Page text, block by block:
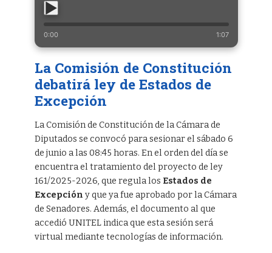
0:00 1:07
La Comisión de Constitución
debatirá ley de Estados de
Excepción
La Comisión de Constitución de la Cámara de
Diputados se convocó para sesionar el sábado 6
de junio a las 08:45 horas. En el orden del día se
encuentra el tratamiento del proyecto de ley
161/2025-2026, que regula los Estados de
Excepción y que ya fue aprobado por la Cámara
de Senadores. Además, el documento al que
accedió UNITEL indica que esta sesión será
virtual mediante tecnologías de información.